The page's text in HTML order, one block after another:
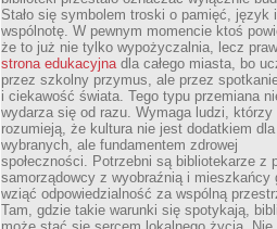
Stało się symbolem troski o pamięć, język i
wspólnotę. W pewnym momencie ktoś
że to już nie tylko wypożyczalnia, lecz
strona edukacyjnadla całego miasta, bo
przez szkolny przymus, ale przez
i ciekawość świata. Tego typu przemiana
wydarza się od razu. Wymaga ludzi, którzy
rozumieją, że kultura nie jest dodatkiem dla
wybranych, ale fundamentem zdrowej
społeczności. Potrzebni są bibliotekarze z
samorządowcy z wyobraźnią i mieszkańcy
wziąć odpowiedzialność za wspólną
Tam, gdzie takie warunki się spotykają,